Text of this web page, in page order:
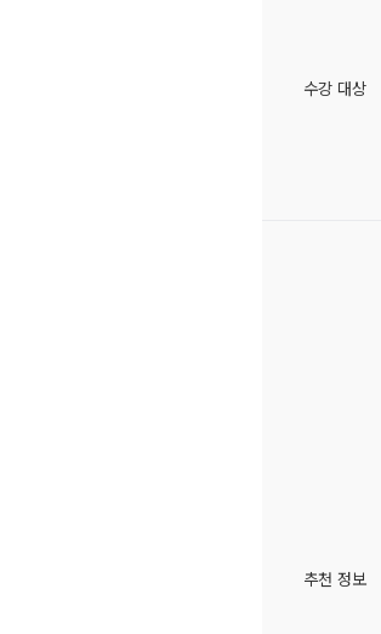
수강 대상
추천 정보